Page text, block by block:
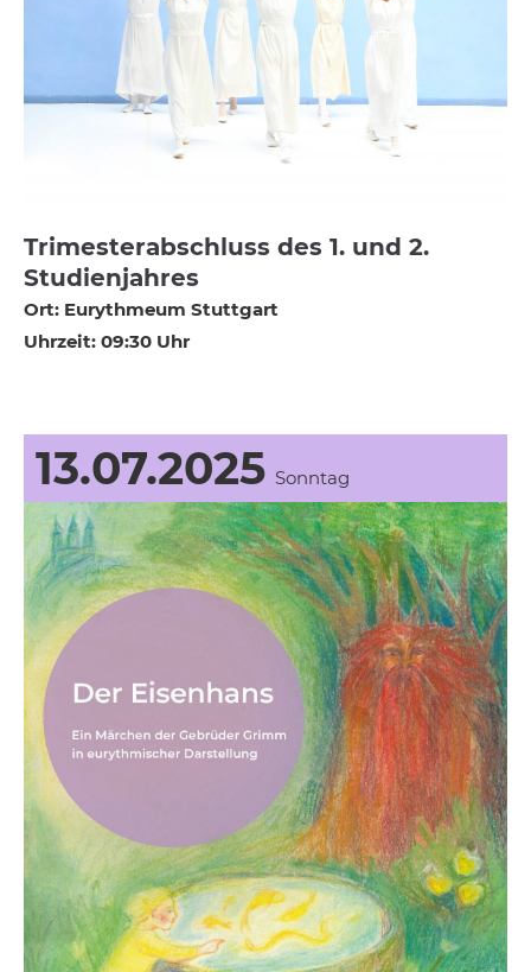
Trimesterabschluss des 1. und 2.
Studienjahres
Ort: Eurythmeum Stuttgart
Uhrzeit: 09:30 Uhr
13.07.2025 Sonntag